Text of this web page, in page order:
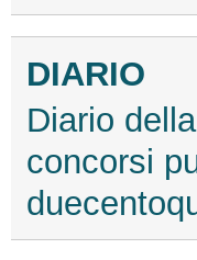
DIARIO
Diario
concorsi